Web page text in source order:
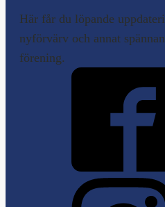
Här får du löpande
nyförvärv och annat
förening.